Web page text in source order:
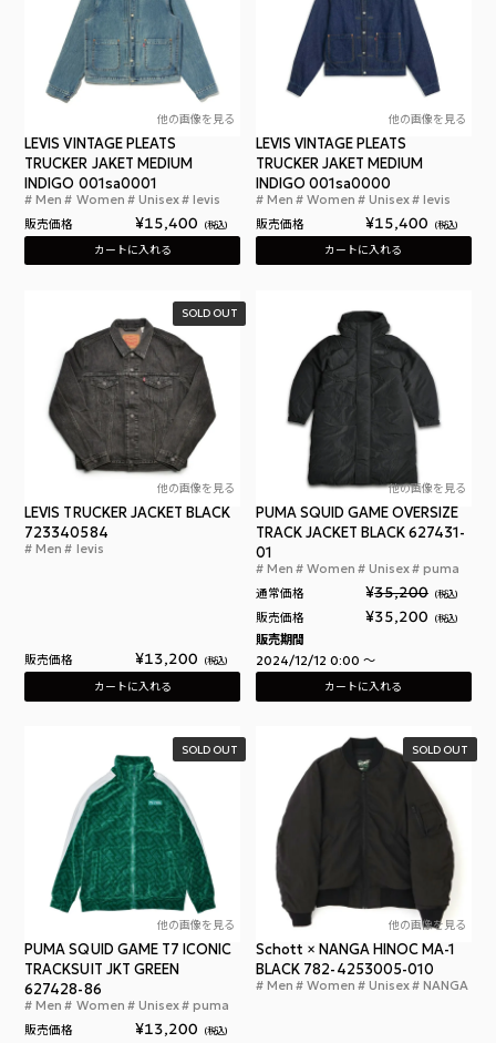
他の画像を見る
リーバイス ヴィンテージ プリーツ トラッカージ
LEVIS VINTAGE PLEATS
TRUCKER JAKET MEDIUM
INDIGO 001sa0001
Men Women Unisex levis
販売価格 ¥15,400 税込
カートに入れる
他の画像を見る
LEVIS VINTAGE PLEATS
TRUCKER JAKET MEDIUM
INDIGO 001sa0000
Men Women Unisex levis
販売価格 ¥15,400 税込
カートに入れる
他の画像を見る
リーバイス トラッカージャケット ブラック
LEVIS TRUCKER JACKET BLACK
723340584
Men levis
販売価格 ¥13,200 税込
SOLD OUT
カートに入れる
他の画像を見る
PUMA SQUID GAME OVERSIZE
TRACK JACKET BLACK 627431-
01
Men Women Unisex puma
通常価格 ¥35,200 税込
販売価格 ¥35,200 税込
販売期間
2024/12/12 0:00 〜
カートに入れる
他の画像を見る
PUMA SQUID GAME T7 ICONIC
TRACKSUIT JKT GREEN
627428-86
Men Women Unisex puma
販売価格 ¥13,200 税込
SOLD OUT
他の画像を見る
Schott × NANGA HINOC MA-1
BLACK 782-4253005-010
Men Women Unisex NANGA
SOLD OUT